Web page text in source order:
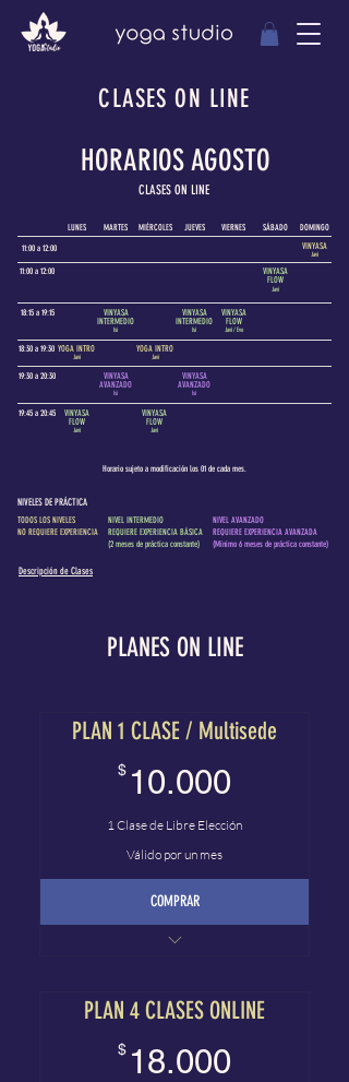
CLASES ON LINE
HORARIOS AGOSTO
CLASES ON LINE
LUNES MARTES MIÉRCOLES JUEVES VIERNES SÁBADO DOMINGO
11:00 a 12:00 VINYASA
Javi
VINYASA
FLOW
Javi
11:00 a 12:00
18:15 a 19:15
VINYASA
INTERMEDIO
Isi
VINYASA
INTERMEDIO
Isi
VINYASA
FLOW
Javi / Eve
18:30 a 19:30 YOGA INTRO
Javi
YOGA INTRO
Javi
VINYASA
AVANZADO
Isi
VINYASA
AVANZADO
Isi
19:30 a 20:30
VINYASA
FLOW
Javi
19:45 a 20:45
VINYASA
FLOW
Javi
Horario sujeto a modificación los 01 de cada mes.
NIVELES DE PRÁCTICA
TODOS LOS NIVELES
NO REQUIERE EXPERIENCIA
NIVEL INTERMEDIO
REQUIERE EXPERIENCIA BÁSICA
(2 meses de práctica constante)
NIVEL AVANZADO
REQUIERE EXPERIENCIA AVANZADA
(Mínimo 6 meses de práctica constante)
Descripción de Clases
PLANES ON LINE
PLAN 1 CLASE / Multisede
$ 10.000
1 Clase de Libre Elección
Válido por un mes
COMPRAR
Plan Presencial - On-line
PLAN 4 CLASES ONLINE
$ 18.000